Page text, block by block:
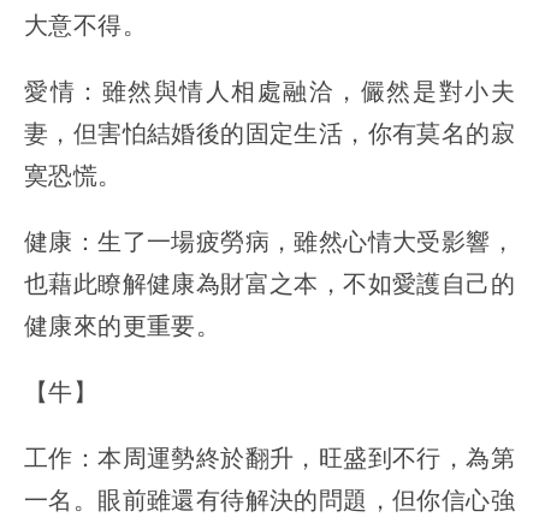
大意不得。
愛情：雖然與情人相處融洽，儼然是對小夫
妻，但害怕結婚後的固定生活，你有莫名的寂
寞恐慌。
健康：生了一場疲勞病，雖然心情大受影響，
也藉此瞭解健康為財富之本，不如愛護自己的
健康來的更重要。
【牛】
工作：本周運勢終於翻升，旺盛到不行，為第
一名。眼前雖還有待解決的問題，但你信心強